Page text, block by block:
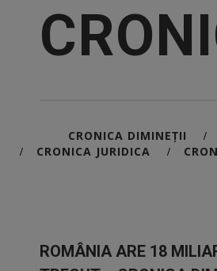
CRONICA DIMINEȚII /
/ CRONICA JURIDICA /
ROMÂNIA ARE 18